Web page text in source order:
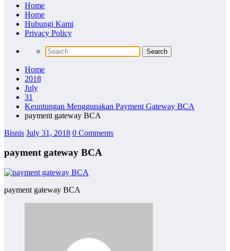
Home
Home
Hubungi Kami
Privacy Policy
Home
2018
July
31
Keuntungan Menggunakan Payment Gateway BCA
payment gateway BCA
Bisnis July 31, 2018 0 Comments
payment gateway BCA
payment gateway BCA